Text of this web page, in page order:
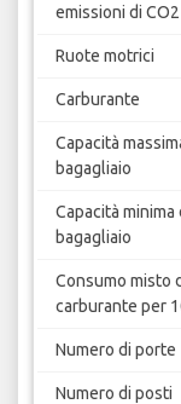
emissioni di CO2
Ruote motrici
Carburante
Capacità
bagagliaio
Capacità minima
bagagliaio
Consumo misto
carburante per
Numero di porte
Numero di posti